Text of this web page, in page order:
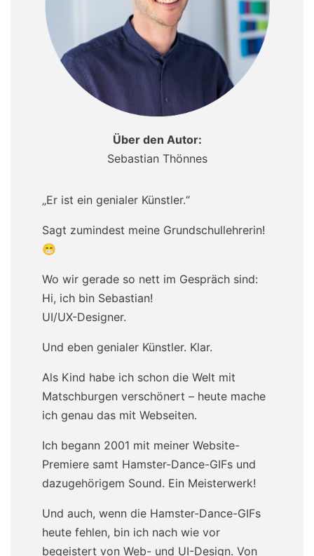
Über den Autor:
Sebastian Thönnes
„Er ist ein genialer Künstler.“
Sagt zumindest meine Grundschullehrerin!
😁
Wo wir gerade so nett im Gespräch sind:
Hi, ich bin Sebastian!
UI/UX-Designer.
Und eben genialer Künstler. Klar.
Als Kind habe ich schon die Welt mit
Matschburgen verschönert – heute mache
ich genau das mit Webseiten.
Ich begann 2001 mit meiner Website-
Premiere samt Hamster-Dance-GIFs und
dazugehörigem Sound. Ein Meisterwerk!
Und auch, wenn die Hamster-Dance-GIFs
heute fehlen, bin ich nach wie vor
begeistert von Web- und UI-Design. Von